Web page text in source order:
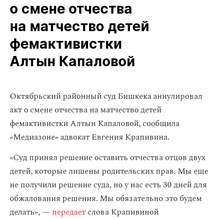
о смене отчества
на матчество детей
фемактивистки
Алтын Капаловой
Октябрьский районный суд Бишкека аннулировал
акт о смене отчества на матчество детей
фемактивистки Алтын Капаловой, сообщила
«Медиазоне» адвокат Евгения Крапивина.
«Суд принял решение оставить отчества отцов двух
детей, которые лишены родительских прав. Мы еще
не получили решение суда, но у нас есть 30 дней для
обжалования решения. Мы обязательно это будем
делать», —передаетслова Крапивиной